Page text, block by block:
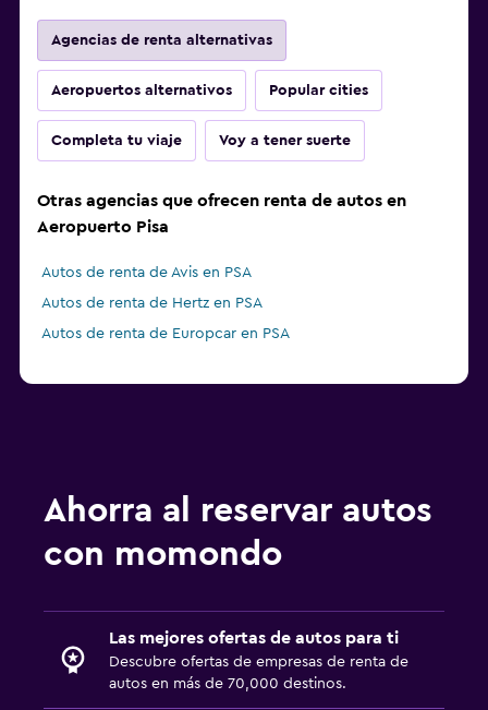
Agencias de renta alternativas
Aeropuertos alternativos Popular cities
Completa tu viaje Voy a tener suerte
Otras agencias que ofrecen renta de autos en
Aeropuerto Pisa
Autos de renta de Avis en PSA
Autos de renta de Hertz en PSA
Autos de renta de Europcar en PSA
Ahorra al reservar autos
con momondo
Las mejores ofertas de autos para ti
Descubre ofertas de empresas de renta de
autos en más de 70,000 destinos.